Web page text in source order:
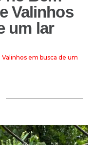
Valinhos
um lar
em busca de um